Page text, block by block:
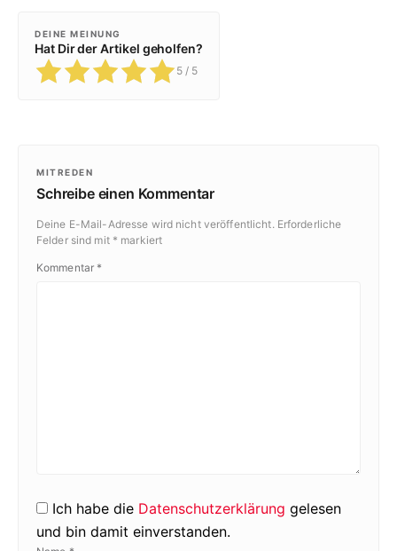
DEINE MEINUNG
Hat Dir der Artikel geholfen?
5 / 5
MITREDEN
Schreibe einen Kommentar
Deine E-Mail-Adresse wird nicht veröffentlicht. Erforderliche
Felder sind mit * markiert
Kommentar *
Ich habe die Datenschutzerklärung gelesen
und bin damit einverstanden.